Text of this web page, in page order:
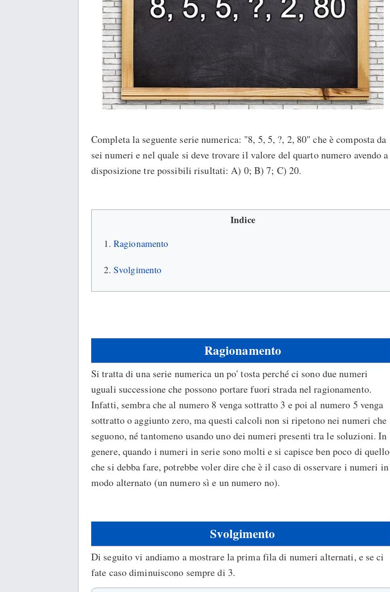
Completa la seguente serie numerica: "8, 5, 5, ?, 2, 80" che è composta da
sei numeri e nel quale si deve trovare il valore del quarto numero avendo a
disposizione tre possibili risultati: A) 0; B) 7; C) 20.
Indice
Ragionamento
Svolgimento
Ragionamento
Si tratta di una serie numerica un po' tosta perché ci sono due numeri
uguali successione che possono portare fuori strada nel ragionamento.
Infatti, sembra che al numero 8 venga sottratto 3 e poi al numero 5 venga
sottratto o aggiunto zero, ma questi calcoli non si ripetono nei numeri che
seguono, né tantomeno usando uno dei numeri presenti tra le soluzioni. In
genere, quando i numeri in serie sono molti e si capisce ben poco di quello
che si debba fare, potrebbe voler dire che è il caso di osservare i numeri in
modo alternato (un numero sì e un numero no).
Svolgimento
Di seguito vi andiamo a mostrare la prima fila di numeri alternati, e se ci
fate caso diminuiscono sempre di 3.